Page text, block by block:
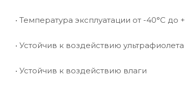
• Температура эксплуатации от -40°С до
• Устойчив к воздействию ультрафиолета
• Устойчив к воздействию влаги